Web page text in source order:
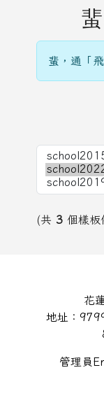
蜚
蜚，通「
(共 3 個樣板
花
地址：
管理員